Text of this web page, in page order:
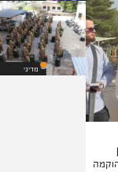
בעולם